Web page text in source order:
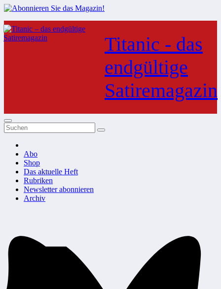
Zum
Inhalt
springen
Titanic - das
endgültige
Satiremagazin
Abo
Shop
Das aktuelle Heft
Rubriken
Newsletter abonnieren
Archiv